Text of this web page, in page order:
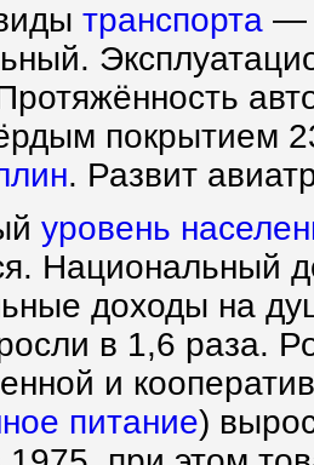
транспорта —
покрытием
. Развит
уровень
Национальный
доходы на
в 1,6 раза.
и
питание)